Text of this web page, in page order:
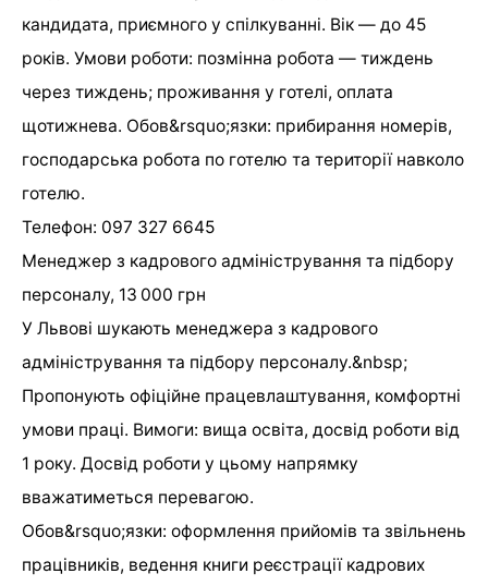
кандидата, приємного у спілкуванні. Вік — до 45
років. Умови роботи: позмінна робота — тиждень
через тиждень; проживання у готелі, оплата
щотижнева. Обов&rsquo;язки: прибирання номерів,
господарська робота по готелю та території навколо
готелю.
Телефон: 097 327 6645
Менеджер з кадрового адміністрування та підбору
персоналу, 13 000 грн
У Львові шукають менеджера з кадрового
адміністрування та підбору персоналу.&nbsp;
Пропонують офіційне працевлаштування, комфортні
умови праці. Вимоги: вища освіта, досвід роботи від
1 року. Досвід роботи у цьому напрямку
вважатиметься перевагою.
Обов&rsquo;язки: оформлення прийомів та звільнень
працівників, ведення книги реєстрації кадрових